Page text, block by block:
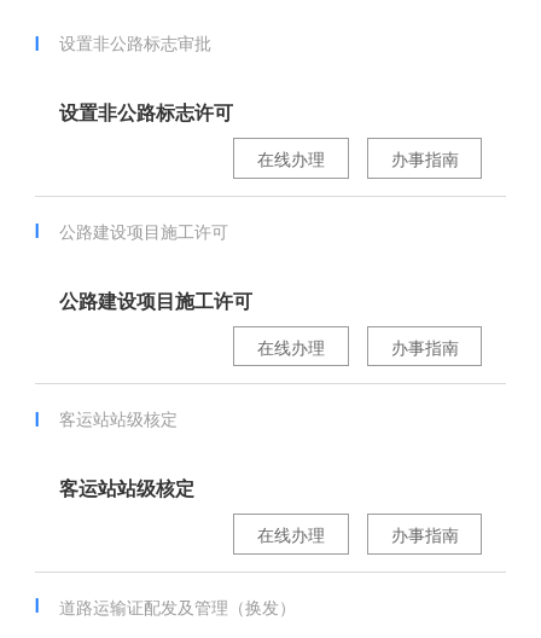
设置非公路标志审批
设置非公路标志许可
办事指南
在线办理
公路建设项目施工许可
公路建设项目施工许可
办事指南
在线办理
客运站站级核定
客运站站级核定
办事指南
在线办理
道路运输证配发及管理（换发）